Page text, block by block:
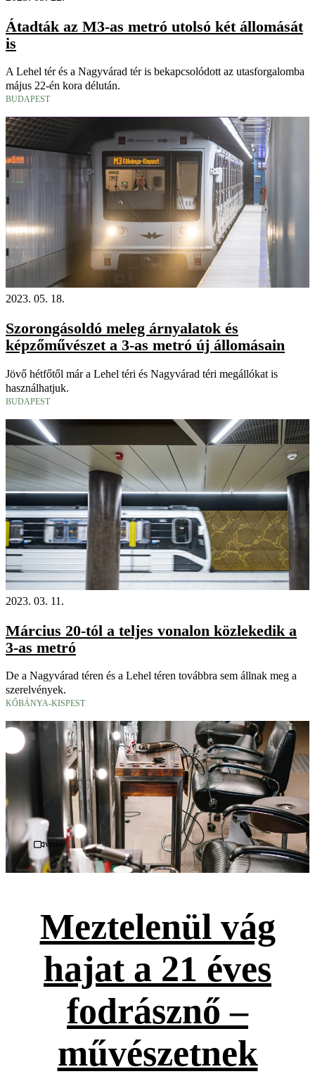
Átadták az M3-as metró utolsó két állomását
is
A Lehel tér és a Nagyvárad tér is bekapcsolódott az utasforgalomba
május 22-én kora délután.
BUDAPEST
2023. 05. 18.
Szorongásoldó meleg árnyalatok és
képzőművészet a 3-as metró új állomásain
Jövő hétfőtől már a Lehel téri és Nagyvárad téri megállókat is
használhatjuk.
BUDAPEST
2023. 03. 11.
Március 20-tól a teljes vonalon közlekedik a
3-as metró
De a Nagyvárad téren és a Lehel téren továbbra sem állnak meg a
szerelvények.
KŐBÁNYA-KISPEST
Videó
Meztelenül vág
hajat a 21 éves
fodrásznő –
művészetnek